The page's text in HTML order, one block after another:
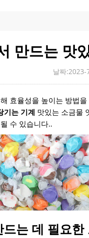
만드는 맛
날짜:2023-
효율성을 높이는 방법
기는 기계 맛있는 소금물
수 있습니다..
는 데 필요한